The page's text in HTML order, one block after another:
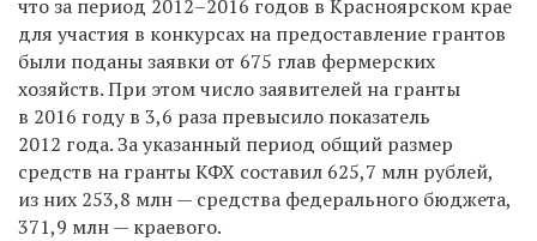
что за период 2012–2016 годов в Красноярском крае
для участия в конкурсах на предоставление грантов
были поданы заявки от 675 глав фермерских
хозяйств. При этом число заявителей на гранты
в 2016 году в 3,6 раза превысило показатель
2012 года. За указанный период общий размер
средств на гранты КФХ составил 625,7 млн рублей,
из них 253,8 млн — средства федерального бюджета,
371,9 млн — краевого.